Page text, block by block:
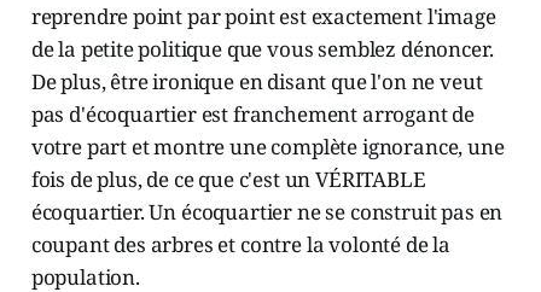
reprendre point par point est exactement l'image
de la petite politique que vous semblez dénoncer.
De plus, être ironique en disant que l'on ne veut
pas d'écoquartier est franchement arrogant de
votre part et montre une complète ignorance, une
fois de plus, de ce que c'est un VÉRITABLE
écoquartier. Un écoquartier ne se construit pas en
coupant des arbres et contre la volonté de la
population.